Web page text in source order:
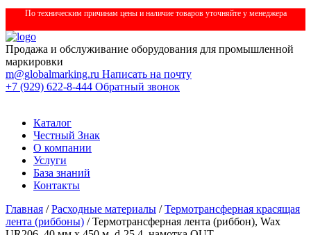
По техническим причинам цены и наличие товаров уточняйте у менеджера
Продажа и обслуживание оборудования для промышленной
маркировки
m@globalmarking.ru Написать на почту
+7 (929) 622-8-444 Обратный звонок
Каталог
Честный Знак
О компании
Услуги
База знаний
Контакты
Главная /Расходные материалы /Термотрансферная красящая
лента (риббоны) / Термотрансферная лента (риббон), Wax